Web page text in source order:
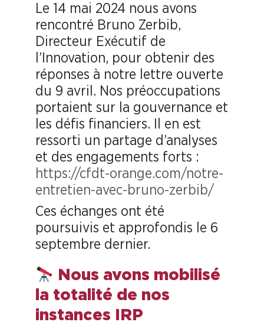
Le 14 mai 2024 nous avons
rencontré Bruno Zerbib,
Directeur Exécutif de
l’Innovation, pour obtenir des
réponses à notre lettre ouverte
du 9 avril. Nos préoccupations
portaient sur la gouvernance et
les défis financiers. Il en est
ressorti un partage d’analyses
et des engagements forts :
https://cfdt-orange.com/notre-
entretien-avec-bruno-zerbib/
Ces échanges ont été
poursuivis et approfondis le 6
septembre dernier.
Nous avons mobilisé
la totalité de nos
instances IRP